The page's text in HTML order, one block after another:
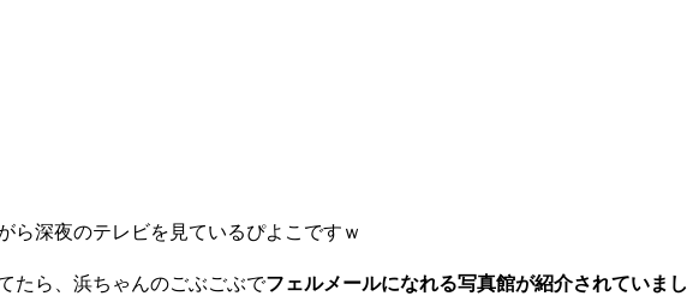
ら深夜のテレビを見ているぴよこですｗ
たら、浜ちゃんのごぶごぶでフェルメールになれる写真館が紹介されていまし